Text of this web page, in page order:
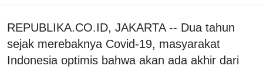
REPUBLIKA.CO.ID, JAKARTA -- Dua tahun
sejak merebaknya Covid-19, masyarakat
Indonesia optimis bahwa akan ada akhir dari